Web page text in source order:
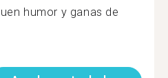
humor y ganas de